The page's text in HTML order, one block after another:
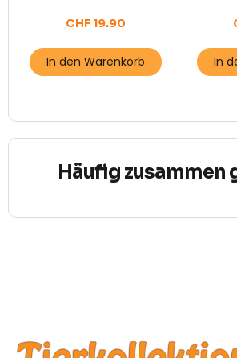
CHF 19.90
In den Warenkorb In
Häufig zusammen